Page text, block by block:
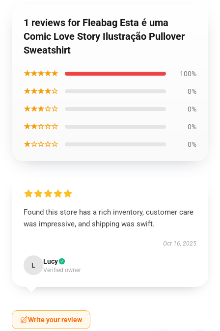
1 reviews for Fleabag Esta é uma
Comic Love Story Ilustração Pullover
Sweatshirt
★★★★★ 100%
★★★★☆ 0%
★★★☆☆ 0%
★★☆☆☆ 0%
★☆☆☆☆ 0%
Found this store has a rich inventory, customer care
was impressive, and shipping was swift.
Oct 16, 2025
L Lucy
Verified owner
Write your review